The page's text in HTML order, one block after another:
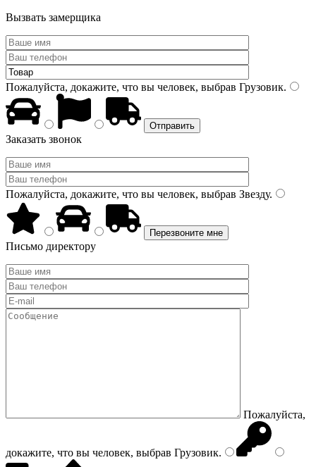
Вызвать замерщика
Пожалуйста, докажите, что вы человек, выбрав Грузовик.
Заказать звонок
Пожалуйста, докажите, что вы человек, выбрав Звезду.
Письмо директору
Пожалуйста,
докажите, что вы человек, выбрав Грузовик.